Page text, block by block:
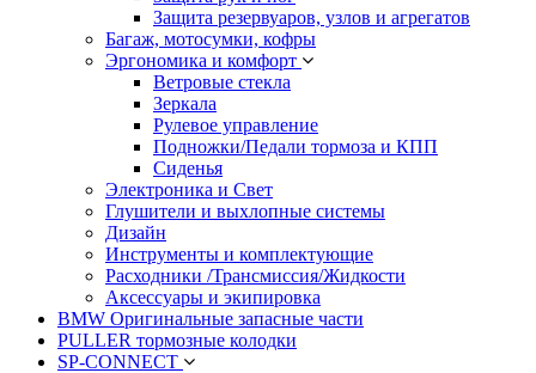
Защита резервуаров, узлов и агрегатов
Багаж, мотосумки, кофры
Эргономика и комфорт
Ветровые стекла
Зеркала
Рулевое управление
Подножки/Педали тормоза и КПП
Сиденья
Электроника и Свет
Глушители и выхлопные системы
Дизайн
Инструменты и комплектующие
Расходники /Трансмиссия/Жидкости
Аксессуары и экипировка
BMW Оригинальные запасные части
PULLER тормозные колодки
SP-CONNECT